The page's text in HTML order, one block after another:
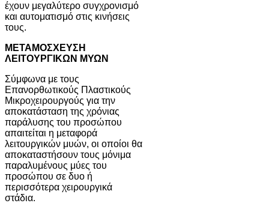
έχουν μεγαλύτερο συγχρονισμό
και αυτοματισμό στις κινήσεις
τους.
ΜΕΤΑΜΟΣΧΕΥΣΗ
ΛΕΙΤΟΥΡΓΙΚΩΝ ΜΥΩΝ
Σύμφωνα με τους
Επανορθωτικούς Πλαστικούς
Μικροχειρουργούς για την
αποκατάσταση της χρόνιας
παράλυσης του προσώπου
απαιτείται η μεταφορά
λειτουργικών μυών, οι οποίοι θα
αποκαταστήσουν τους μόνιμα
παραλυμένους μύες του
προσώπου σε δυο ή
περισσότερα χειρουργικά
στάδια.